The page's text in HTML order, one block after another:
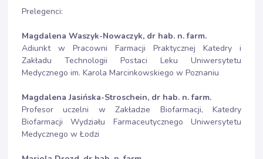
Prelegenci:
Magdalena Waszyk-Nowaczyk, dr hab. n. farm.
Adiunkt w Pracowni Farmacji Praktycznej Katedry i
Zakładu Technologii Postaci Leku Uniwersytetu
Medycznego im. Karola Marcinkowskiego w Poznaniu
Magdalena Jasińska-Stroschein, dr hab. n. farm.
Profesor uczelni w Zakładzie Biofarmacji, Katedry
Biofarmacji Wydziału Farmaceutycznego Uniwersytetu
Medycznego w Łodzi